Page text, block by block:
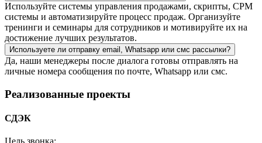
Используйте системы управления продажами, скрипты, СРМ
системы и автоматизируйте процесс продаж. Организуйте
тренинги и семинары для сотрудников и мотивируйте их на
достижение лучших результатов.
Используете ли отправку email, Whatsapp или смс рассылки?
Да, наши менеджеры после диалога готовы отправлять на
личные номера сообщения по почте, Whatsapp или смс.
Реализованные проекты
СДЭК
Цель звонка: